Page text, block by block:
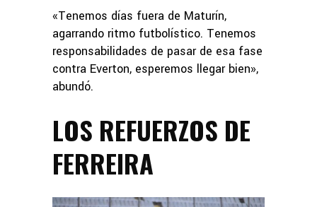
«Tenemos días fuera de Maturín,
agarrando ritmo futbolístico. Tenemos
responsabilidades de pasar de esa fase
contra Everton, esperemos llegar bien»,
abundó.
LOS REFUERZOS DE
FERREIRA